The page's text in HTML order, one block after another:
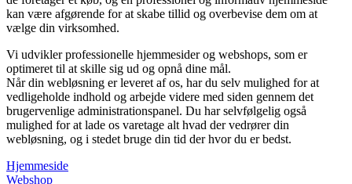
kan være afgørende for at skabe tillid og overbevise dem om at
vælge din virksomhed.
Vi udvikler professionelle hjemmesider og webshops, som er
optimeret til at skille sig ud og opnå dine mål.
Når din webløsning er leveret af os, har du selv mulighed for at
vedligeholde indhold og arbejde videre med siden gennem det
brugervenlige administrationspanel. Du har selvfølgelig også
mulighed for at lade os varetage alt hvad der vedrører din
webløsning, og i stedet bruge din tid der hvor du er bedst.
Hjemmeside
Webshop